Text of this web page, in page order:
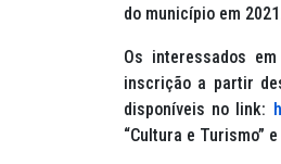
do município em
Os interessados
inscrição a partir
disponíveis no link:
“Cultura e Turismo”